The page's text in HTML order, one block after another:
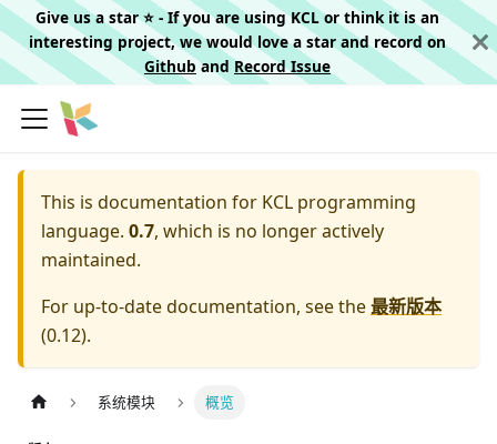
Give us a star ⭐️ - If you are using KCL or think it is an
interesting project, we would love a star and record on
Githuband Record Issue
This is documentation for KCL programming
language. 0.7, which is no longer actively
maintained.
For up-to-date documentation, see the最新版本
(0.12).
系统模块 概览